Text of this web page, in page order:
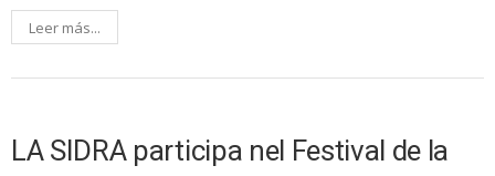
Leer más...
LA SIDRA participa nel Festival de la